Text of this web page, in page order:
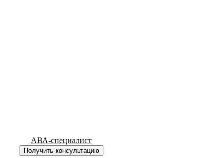
АВА-специалист
Получить консультацию